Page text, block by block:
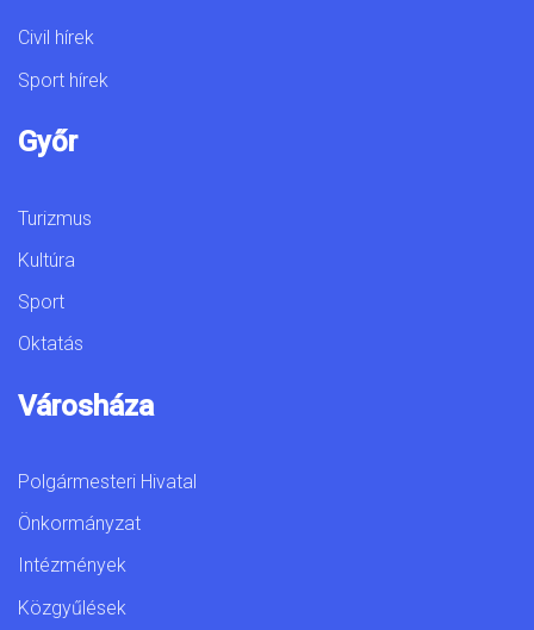
Civil hírek
Sport hírek
Győr
Turizmus
Kultúra
Sport
Oktatás
Városháza
Polgármesteri Hivatal
Önkormányzat
Intézmények
Közgyűlések